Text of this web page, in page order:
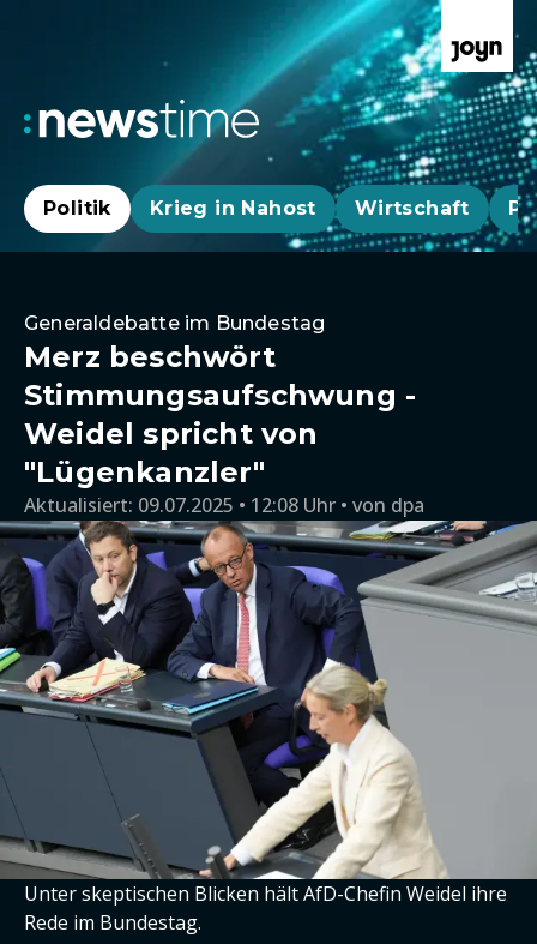
Politik Krieg in Nahost Wirtschaft
Generaldebatte im Bundestag
Merz beschwört
Stimmungsaufschwung -
Weidel spricht von
"Lügenkanzler"
Aktualisiert: 09.07.2025 • 12:08 Uhr von dpa
Unter skeptischen Blicken hält AfD-Chefin Weidel ihre
Rede im Bundestag.